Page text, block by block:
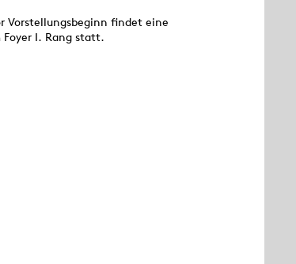
Vorstellungsbeginn findet eine
I. Rang statt.